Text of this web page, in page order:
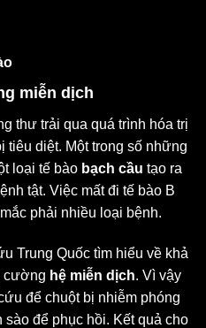
miễn dịch
thư trải qua quá trình hóa trị
tiêu diệt. Một trong số những
loại tế bào bạch cầu tạo ra
tật. Việc mất đi tế bào B
phải nhiều loại bệnh.
Trung Quốc tìm hiểu về khả
cường hệ miễn dịch. Vì vậy
để chuột bị nhiễm phóng
để phục hồi. Kết quả cho